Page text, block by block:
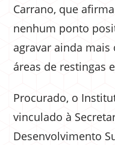
Carrano, que
nenhum ponto
agravar ainda
áreas de restingas
Procurado, o
vinculado à
Desenvolvimento